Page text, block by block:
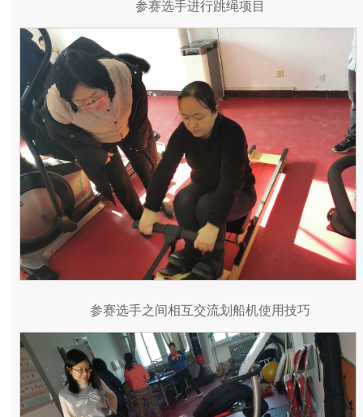
参赛选手进行跳绳项目
参赛选手之间相互交流划船机使用技巧